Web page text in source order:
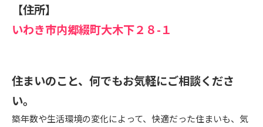
【住所】
いわき市内郷綴町大木下２８-１
住まいのこと、何でもお気軽にご相談くださ
い。
築年数や生活環境の変化によって、快適だった住まいも、気